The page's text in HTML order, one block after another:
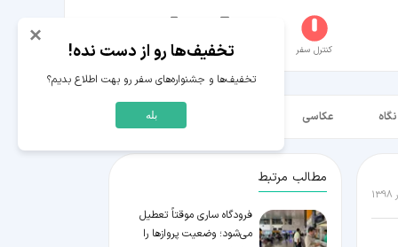
کنترل سفر عکاسخانه سفر‌های من حساب کاربری
عکاسی
مطالب مرتبط
فرودگاه ساری موقتاً تعطیل
می‌شود؛ وضعیت پروازها را
×
تخفیف‌ها رو از دست نده!
تخفیف‌ها و جشنواره‌های سفر رو بهت اطلاع بدیم؟
بله